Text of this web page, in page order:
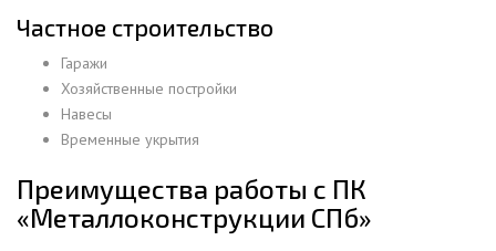
Частное строительство
Гаражи
Хозяйственные постройки
Навесы
Временные укрытия
Преимущества работы с ПК
«Металлоконструкции СПб»